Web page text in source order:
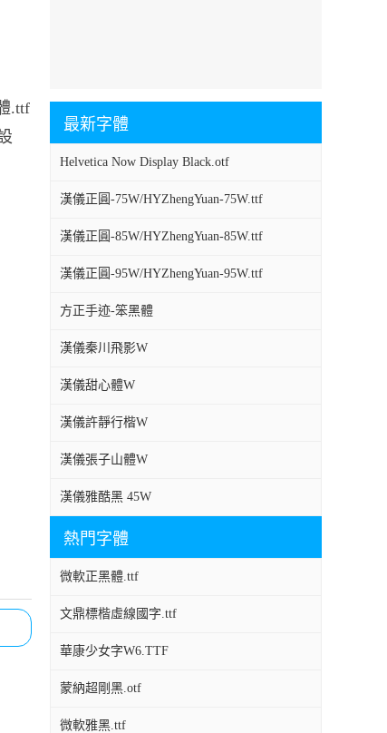
最新字體
Helvetica Now Display Black.otf
漢儀正圓-75W/HYZhengYuan-75W.ttf
漢儀正圓-85W/HYZhengYuan-85W.ttf
漢儀正圓-95W/HYZhengYuan-95W.ttf
方正手迹-笨黑體
漢儀秦川飛影W
漢儀甜心體W
漢儀許靜行楷W
漢儀張子山體W
漢儀雅酷黑 45W
熱門字體
微軟正黑體.ttf
文鼎標楷虛線國字.ttf
華康少女字W6.TTF
蒙納超剛黑.otf
微軟雅黑.ttf
.ttf